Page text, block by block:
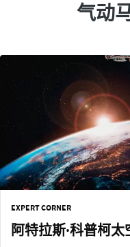
气动
EXPERT CORNER
阿特拉斯·科普柯